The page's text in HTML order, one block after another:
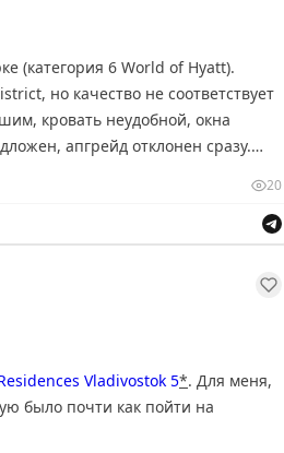
(категория 6 World of Hyatt).
но качество не соответствует
кровать неудобной, окна
апгрейд отклонен сразу.
20
Vladivostok 5*. Для меня,
было почти как пойти на